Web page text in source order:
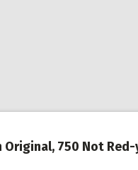
Original, 750 Not Red-